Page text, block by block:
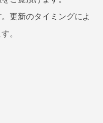
更新のタイミングによ
。